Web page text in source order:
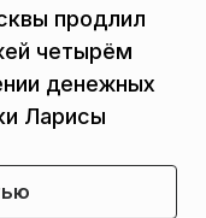
продлил
четырём
денежных
Ларисы